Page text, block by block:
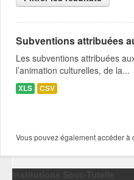
Subventions attribuées
Les subventions attribuées
l’animation culturelles, de la...
XLS CSV
Vous pouvez également accéder